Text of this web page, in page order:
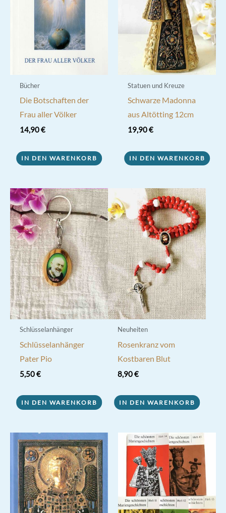
Bücher
Die Botschaften der
Frau aller Völker
14,90€
IN DEN WARENKORB
Statuen und Kreuze
Schwarze Madonna
aus Altötting 12cm
19,90€
IN DEN WARENKORB
Schlüsselanhänger
Schlüsselanhänger
Pater Pio
5,50€
IN DEN WARENKORB
Neuheiten
Rosenkranz vom
Kostbaren Blut
8,90€
IN DEN WARENKORB